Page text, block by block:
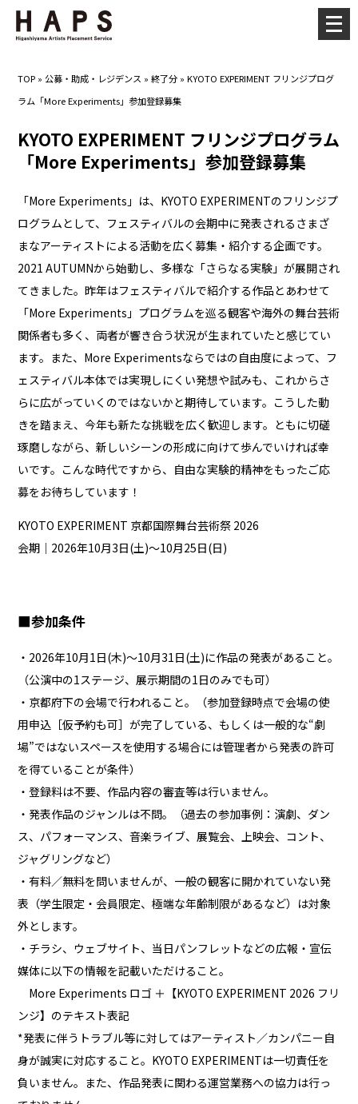
TOP »公募・助成・レジデンス »終了分 »KYOTO EXPERIMENT フリンジプログ
ラム「More Experiments」参加登録募集
KYOTO EXPERIMENT フリンジプログラム
「More Experiments」参加登録募集
「More Experiments」は、KYOTO EXPERIMENTのフリンジプ
ログラムとして、フェスティバルの会期中に発表されるさまざ
まなアーティストによる活動を広く募集・紹介する企画です。
2021 AUTUMNから始動し、多様な「さらなる実験」が展開され
てきました。昨年はフェスティバルで紹介する作品とあわせて
「More Experiments」プログラムを巡る観客や海外の舞台芸術
関係者も多く、両者が響き合う状況が生まれていたと感じてい
ます。また、More Experimentsならではの自由度によって、フ
ェスティバル本体では実現しにくい発想や試みも、これからさ
らに広がっていくのではないかと期待しています。こうした動
きを踏まえ、今年も新たな挑戦を広く歓迎します。ともに切磋
琢磨しながら、新しいシーンの形成に向けて歩んでいければ幸
いです。こんな時代ですから、自由な実験的精神をもったご応
募をお待ちしています！
KYOTO EXPERIMENT 京都国際舞台芸術祭 2026
会期｜2026年10月3日(土)～10月25日(日)
■参加条件
・2026年10月1日(木)～10月31日(土)に作品の発表があること。
（公演中の1ステージ、展示期間の1日のみでも可）
・京都府下の会場で行われること。（参加登録時点で会場の使
用申込［仮予約も可］が完了している、もしくは一般的な“劇
場”ではないスペースを使用する場合には管理者から発表の許可
を得ていることが条件）
・登録料は不要、作品内容の審査等は行いません。
・発表作品のジャンルは不問。（過去の参加事例：演劇、ダン
ス、パフォーマンス、音楽ライブ、展覧会、上映会、コント、
ジャグリングなど）
・有料／無料を問いませんが、一般の観客に開かれていない発
表（学生限定・会員限定、極端な年齢制限があるなど）は対象
外とします。
・チラシ、ウェブサイト、当日パンフレットなどの広報・宣伝
媒体に以下の情報を記載いただけること。
More Experiments ロゴ ＋【KYOTO EXPERIMENT 2026 フリ
ンジ】のテキスト表記
*発表に伴うトラブル等に対してはアーティスト／カンパニー自
身が誠実に対応すること。KYOTO EXPERIMENTは一切責任を
負いません。また、作品発表に関わる運営業務への協力は行っ
メ
ニ
ー
開